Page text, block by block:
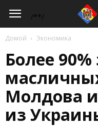
/**/
Actualitati.md
Домой Экономика
Более
Молдова
из